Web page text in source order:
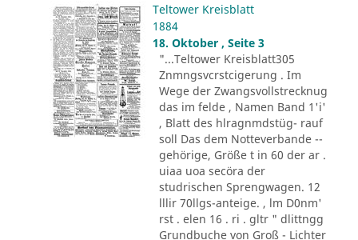
Teltower Kreisblatt
1884
18. Oktober , Seite 3
"...Teltower Kreisblatt305
Znmngsvcrstcigerung . Im
Wege der Zwangsvollstrecknug
das im felde , Namen Band 1'i'
, Blatt des hlragnmdstüg- rauf
soll Das dem Notteverbande --
gehörige, Größe t in 60 der ar .
uiaa uoa secöra der
studrischen Sprengwagen. 12
lllir 70llgs-anteige. , lm D0nm'
rst . elen 16 . ri . gltr " dlittngg
Grundbuche von Groß - Lichter